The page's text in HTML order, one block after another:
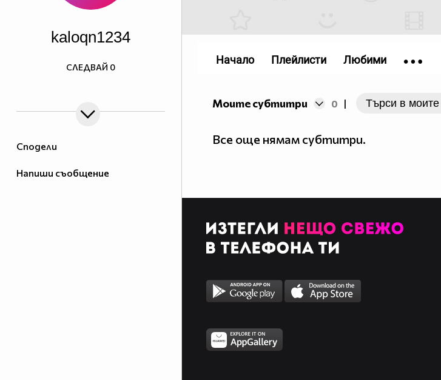
Сподели
Напиши съобщение
kaloqn1234
СЛЕДВАЙ 0
Моите субтитри 0 |
Все още нямам субтитри.
Начало Плейлисти Любими